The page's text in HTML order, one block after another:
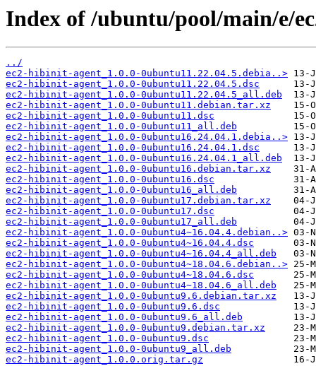
Index of /ubuntu/pool/main/e/
../
ec2-hibinit-agent_1.0.0-0ubuntu11.22.04.5.debia..>
ec2-hibinit-agent_1.0.0-0ubuntu11.22.04.5.dsc
ec2-hibinit-agent_1.0.0-0ubuntu11.22.04.5_all.deb
ec2-hibinit-agent_1.0.0-0ubuntu11.debian.tar.xz
ec2-hibinit-agent_1.0.0-0ubuntu11.dsc
ec2-hibinit-agent_1.0.0-0ubuntu11_all.deb
ec2-hibinit-agent_1.0.0-0ubuntu16.24.04.1.debia..>
ec2-hibinit-agent_1.0.0-0ubuntu16.24.04.1.dsc
ec2-hibinit-agent_1.0.0-0ubuntu16.24.04.1_all.deb
ec2-hibinit-agent_1.0.0-0ubuntu16.debian.tar.xz
ec2-hibinit-agent_1.0.0-0ubuntu16.dsc
ec2-hibinit-agent_1.0.0-0ubuntu16_all.deb
ec2-hibinit-agent_1.0.0-0ubuntu17.debian.tar.xz
ec2-hibinit-agent_1.0.0-0ubuntu17.dsc
ec2-hibinit-agent_1.0.0-0ubuntu17_all.deb
ec2-hibinit-agent_1.0.0-0ubuntu4~16.04.4.debian..>
ec2-hibinit-agent_1.0.0-0ubuntu4~16.04.4.dsc
ec2-hibinit-agent_1.0.0-0ubuntu4~16.04.4_all.deb
ec2-hibinit-agent_1.0.0-0ubuntu4~18.04.6.debian..>
ec2-hibinit-agent_1.0.0-0ubuntu4~18.04.6.dsc
ec2-hibinit-agent_1.0.0-0ubuntu4~18.04.6_all.deb
ec2-hibinit-agent_1.0.0-0ubuntu9.6.debian.tar.xz
ec2-hibinit-agent_1.0.0-0ubuntu9.6.dsc
ec2-hibinit-agent_1.0.0-0ubuntu9.6_all.deb
ec2-hibinit-agent_1.0.0-0ubuntu9.debian.tar.xz
ec2-hibinit-agent_1.0.0-0ubuntu9.dsc
ec2-hibinit-agent_1.0.0-0ubuntu9_all.deb
ec2-hibinit-agent_1.0.0.orig.tar.gz